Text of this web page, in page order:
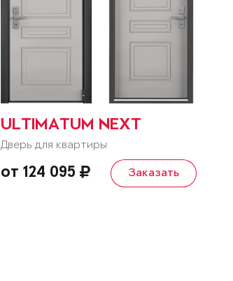
ULTIMATUM NEXT
Дверь для квартиры
от 124 095 Заказать